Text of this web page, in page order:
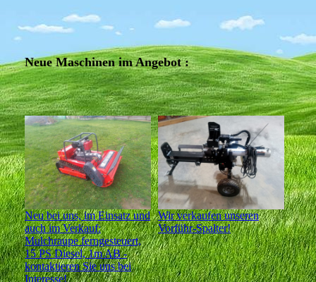
Neue Maschinen im Angebot :
Neu bei uns, im Einsatz und
auch im Verkauf:
Mulchraupe ferngesteuert,
15 PS Diesel, 1m AB -
kontaktieren Sie uns bei
Interesse!
Wir verkaufen unseren
Vorführ-Spalter!